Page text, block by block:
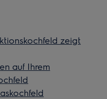
zeigt
auf Ihrem